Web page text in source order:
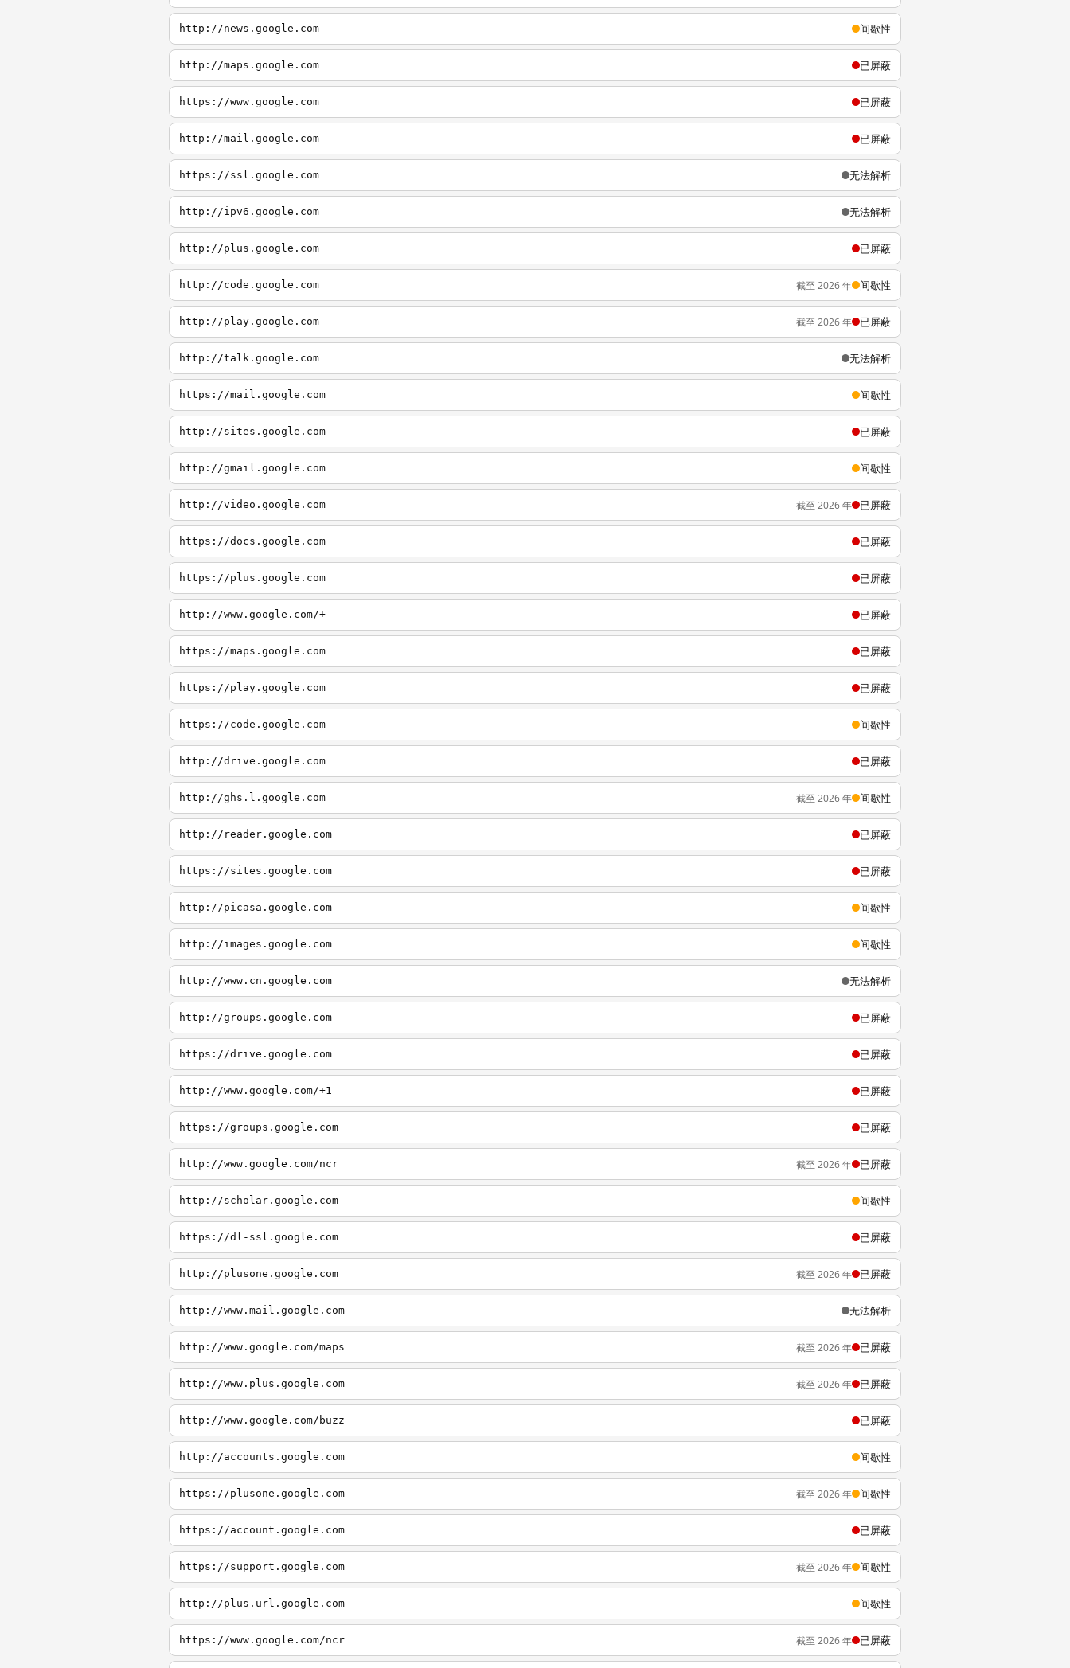
http://news.google.com 间歇性
http://maps.google.com 已屏蔽
https://www.google.com 已屏蔽
http://mail.google.com 已屏蔽
https://ssl.google.com 无法解析
http://ipv6.google.com 无法解析
http://plus.google.com 已屏蔽
http://code.google.com 截至 2026 年 间歇性
http://play.google.com 截至 2026 年 已屏蔽
http://talk.google.com 无法解析
https://mail.google.com 间歇性
http://sites.google.com 已屏蔽
http://gmail.google.com 间歇性
http://video.google.com 截至 2026 年 已屏蔽
https://docs.google.com 已屏蔽
https://plus.google.com 已屏蔽
http://www.google.com/+ 已屏蔽
https://maps.google.com 已屏蔽
https://play.google.com 已屏蔽
https://code.google.com 间歇性
http://drive.google.com 已屏蔽
http://ghs.l.google.com 截至 2026 年 间歇性
http://reader.google.com 已屏蔽
https://sites.google.com 已屏蔽
http://picasa.google.com 间歇性
http://images.google.com 间歇性
http://www.cn.google.com 无法解析
http://groups.google.com 已屏蔽
https://drive.google.com 已屏蔽
http://www.google.com/+1 已屏蔽
https://groups.google.com 已屏蔽
http://www.google.com/ncr 截至 2026 年 已屏蔽
http://scholar.google.com 间歇性
https://dl-ssl.google.com 已屏蔽
http://plusone.google.com 截至 2026 年 已屏蔽
http://www.mail.google.com 无法解析
http://www.google.com/maps 截至 2026 年 已屏蔽
http://www.plus.google.com 截至 2026 年 已屏蔽
http://www.google.com/buzz 已屏蔽
http://accounts.google.com 间歇性
https://plusone.google.com 截至 2026 年 间歇性
https://account.google.com 已屏蔽
https://support.google.com 截至 2026 年 间歇性
http://plus.url.google.com 间歇性
https://www.google.com/ncr 截至 2026 年 已屏蔽